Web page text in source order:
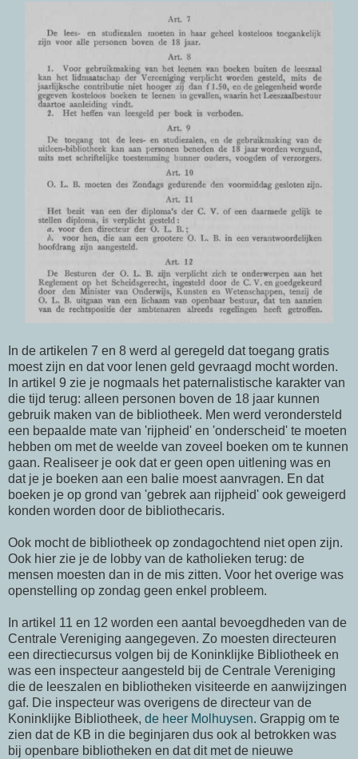
In de artikelen 7 en 8 werd al geregeld dat toegang gratis
moest zijn en dat voor lenen geld gevraagd mocht worden.
In artikel 9 zie je nogmaals het paternalistische karakter van
die tijd terug: alleen personen boven de 18 jaar kunnen
gebruik maken van de bibliotheek. Men werd verondersteld
een bepaalde mate van 'rijpheid' en 'onderscheid' te moeten
hebben om met de weelde van zoveel boeken om te kunnen
gaan. Realiseer je ook dat er geen open uitlening was en
dat je je boeken aan een balie moest aanvragen. En dat
boeken je op grond van 'gebrek aan rijpheid' ook geweigerd
konden worden door de bibliothecaris.
Ook mocht de bibliotheek op zondagochtend niet open zijn.
Ook hier zie je de lobby van de katholieken terug: de
mensen moesten dan in de mis zitten. Voor het overige was
openstelling op zondag geen enkel probleem.
In artikel 11 en 12 worden een aantal bevoegdheden van de
Centrale Vereniging aangegeven. Zo moesten directeuren
een directiecursus volgen bij de Koninklijke Bibliotheek en
was een inspecteur aangesteld bij de Centrale Vereniging
die de leeszalen en bibliotheken visiteerde en aanwijzingen
gaf. Die inspecteur was overigens de directeur van de
Koninklijke Bibliotheek, de heer Molhuysen. Grappig om te
zien dat de KB in die beginjaren dus ook al betrokken was
bij openbare bibliotheken en dat dit met de nieuwe